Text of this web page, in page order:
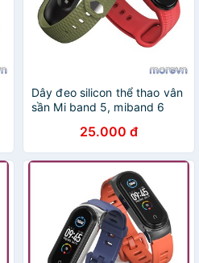
Dây đeo silicon thể thao vân
sần Mi band 5, miband 6
thay thế mi band 6, miband
5 (Mijobs)
25.000 đ